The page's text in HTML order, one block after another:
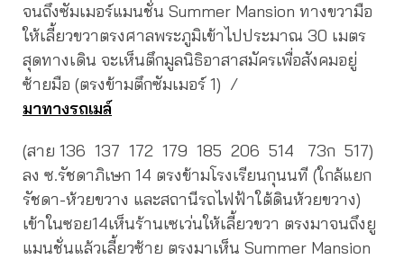
จนถึงซัมเมอร์แมนชั่น Summer Mansion ทางขวามือ
ให้เลี้ยวขวาตรงศาลพระภูมิเข้าไปประมาณ 30 เมตร
สุดทางเดิน จะเห็นตึกมูลนิธิอาสาสมัครเพื่อสังคมอยู่
ซ้ายมือ (ตรงข้ามตึกซัมเมอร์ 1) /
มาทางรถเมล์
(สาย 136 137 172 179 185 206 514 73ก 517)
ลง ซ.รัชดาภิเษก 14 ตรงข้ามโรงเรียนกุนนที (ใกล้แยก
รัชดา-ห้วยขวาง และสถานีรถไฟฟ้าใต้ดินห้วยขวาง)
เข้าในซอย14เห็นร้านเซเว่นให้เลี้ยวขวา ตรงมาจนถึงยู
แมนชั่นแล้วเลี้ยวซ้าย ตรงมาเห็น Summer Mansion